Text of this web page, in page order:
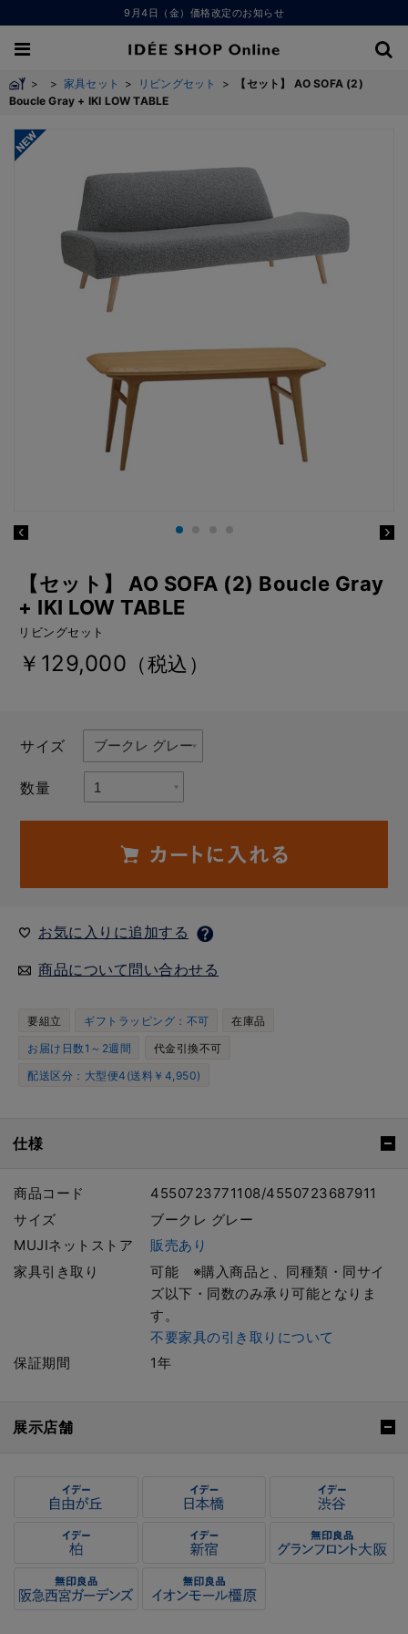
9月4日（金）価格改定のお知らせ
> > 家具セット > リビングセット >
【セット】 AO SOFA (2)
Boucle Gray + IKI LOW TABLE
【セット】 AO SOFA (2) Boucle Gray
+ IKI LOW TABLE
リビングセット
￥129,000 （税込）
サイズ
数量
お気に入りに追加する
商品について問い合わせる
要組立 ギフトラッピング：不可
在庫品
お届け日数1～2週間
代金引換不可
配送区分：大型便4(送料￥4,950)
仕様
商品コード
4550723771108/4550723687911
サイズ
ブークレ グレー
MUJIネットストア
販売あり
家具引き取り
可能 ※購入商品と、同種類・同サイ
ズ以下・同数のみ承り可能となりま
す。
不要家具の引き取りについて
保証期間
1年
展示店舗